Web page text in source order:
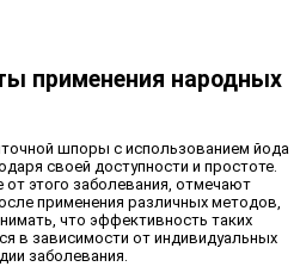
применения народных
шпоры с использованием йода
своей доступности и простоте.
этого заболевания, отмечают
применения различных методов,
что эффективность таких
в зависимости от индивидуальных
заболевания.